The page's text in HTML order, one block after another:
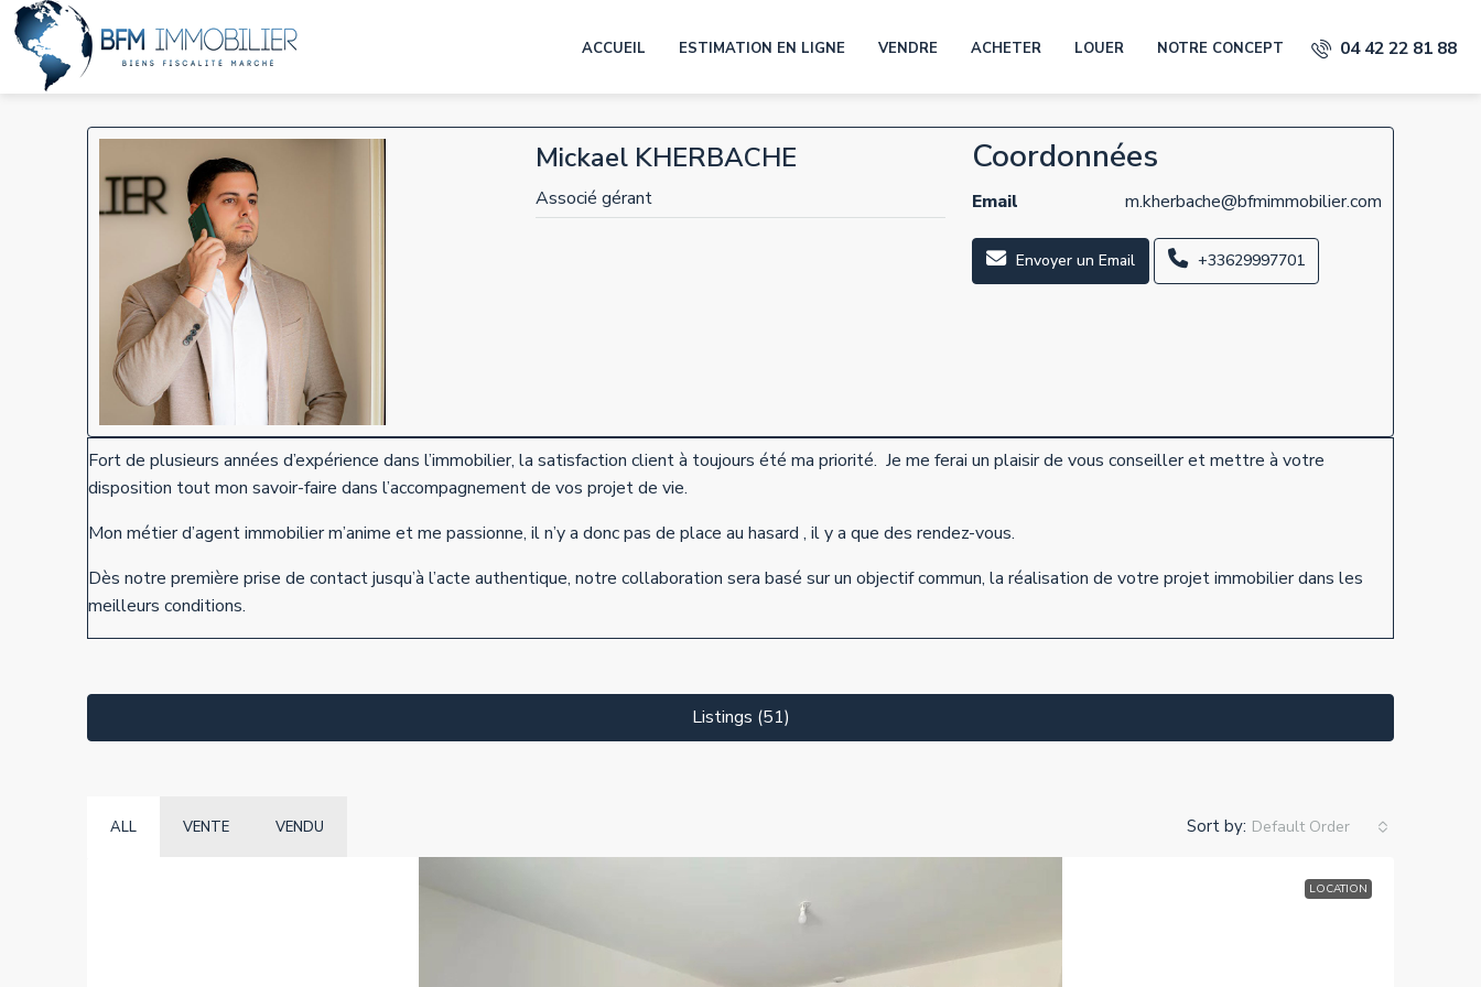
ACCUEIL ESTIMATION EN LIGNE VENDRE ACHETER LOUER NOTRE CONCEPT 04 42 22 81 88
Mickael KHERBACHE
Associé gérant
Coordonnées
Email m.kherbache@bfmimmobilier.com
Envoyer un Email +33629997701
Fort de plusieurs années d’expérience dans l’immobilier, la satisfaction client à toujours été ma priorité. Je me ferai un plaisir de vous conseiller et mettre à votre
disposition tout mon savoir-faire dans l’accompagnement de vos projet de vie.
Mon métier d’agent immobilier m’anime et me passionne, il n’y a donc pas de place au hasard , il y a que des rendez-vous.
Dès notre première prise de contact jusqu’à l’acte authentique, notre collaboration sera basé sur un objectif commun, la réalisation de votre projet immobilier dans les
meilleurs conditions.
Listings (51)
ALL VENTE VENDU Sort by: Default Order
LOCATION